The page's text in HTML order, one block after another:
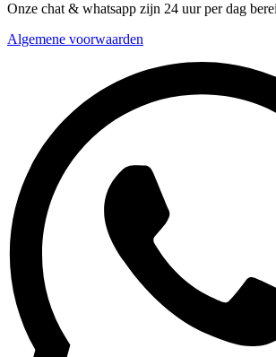
Onze chat & whatsapp zijn 24 uur per dag
Algemene voorwaarden